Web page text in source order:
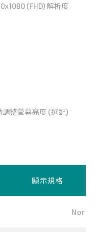
(FHD) 解析度
整螢幕亮度 (選配)
顯示規格